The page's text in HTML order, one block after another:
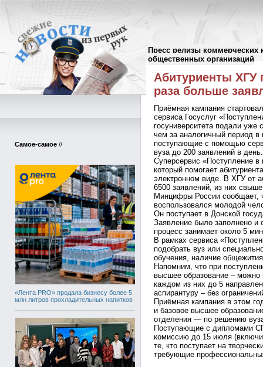
Пресс релизы коммерческих
общественных организаций
Самое-самое //
«Лента PRO» продала бизнесу более 5
млн литров прохладительных напитков
Пресс-релизы//
Абитуриенты ХГУ
раза больше
Приёмная кампания
сервиса Госуслуг
госуниверситета подали
чем за аналогичный период
поступающие с помощью
вуза до 200 заявлений в день.
Суперсервис «Поступление в
который помогает
электронном виде. В ХГУ от
6500 заявлений, из них
Минцифры России сообщает,
воспользовался молодой
Он поступает в Донской
Заявление было заполнено и
процесс занимает около 5
В рамках сервиса
подобрать вуз или
обучения, наличие
Напомним, что при
высшее образование – можно
каждом из них до 5
аспирантуру – без
Приёмная кампания в этом
и базовое высшее
отделения — по решению
Поступающие с дипломами
комиссию до 15 июля
те, кто поступает на
требующие